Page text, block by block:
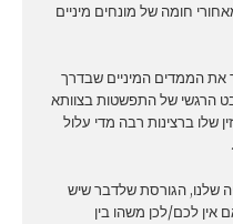
חומה של מונחים מיניים
את הממדים המיניים שבדרך
הרגשי של התפשטות בצוותא
שלו ברצינות רבה מדי עלול
שלנו, הגורסת שלדבר שיש
אין לכם/לכן משהו בין